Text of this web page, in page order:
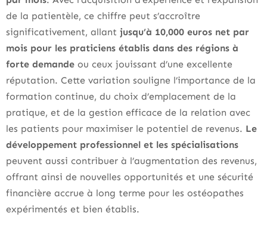
de la patientèle, ce chiffre peut s’accroître
significativement, allant jusqu’à 10,000 euros net par
mois pour les praticiens établis dans des régions à
forte demande ou ceux jouissant d’une excellente
réputation. Cette variation souligne l’importance de la
formation continue, du choix d’emplacement de la
pratique, et de la gestion efficace de la relation avec
les patients pour maximiser le potentiel de revenus. Le
développement professionnel et les spécialisations
peuvent aussi contribuer à l’augmentation des revenus,
offrant ainsi de nouvelles opportunités et une sécurité
financière accrue à long terme pour les ostéopathes
expérimentés et bien établis.